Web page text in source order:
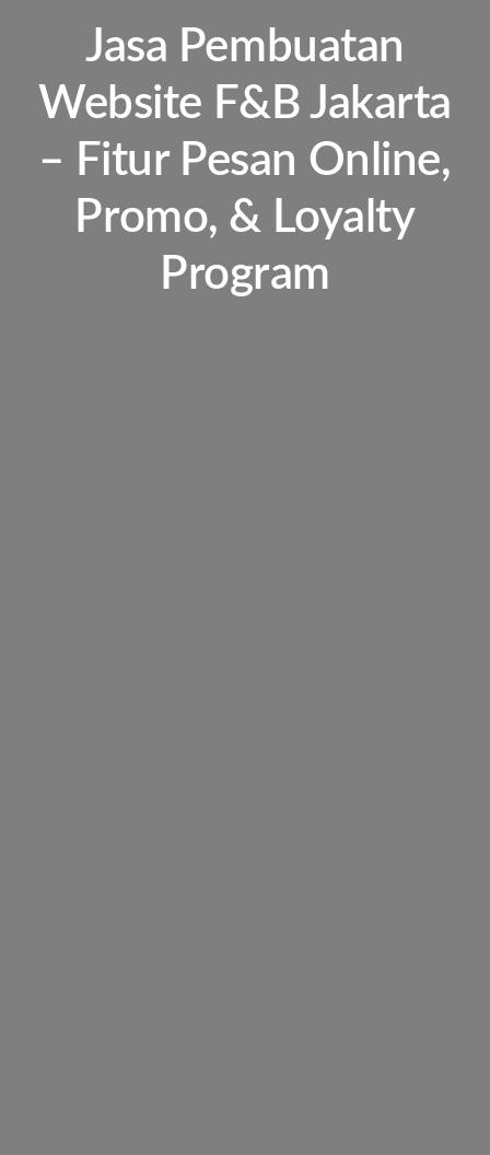
Jasa Pembuatan
Website F&B Jakarta
– Fitur Pesan Online,
Promo, & Loyalty
Program